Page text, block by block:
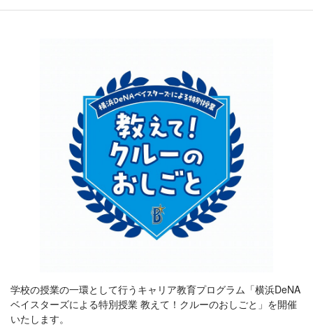
学校の授業の一環として行うキャリア教育プログラム「横浜DeNA
ベイスターズによる特別授業 教えて！クルーのおしごと」を開催
いたします。